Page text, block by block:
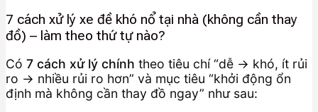
7 cách xử lý xe đề khó nổ tại nhà (không cần thay
đồ) – làm theo thứ tự nào?
Có 7 cách xử lý chính theo tiêu chí “dễ → khó, ít rủi
ro → nhiều rủi ro hơn” và mục tiêu “khởi động ổn
định mà không cần thay đồ ngay” như sau: